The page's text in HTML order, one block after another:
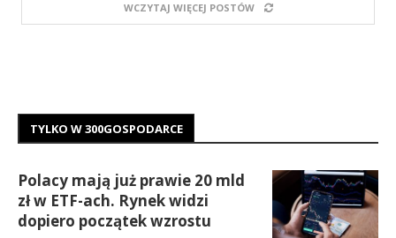
WCZYTAJ WIĘCEJ POSTÓW
TYLKO W 300GOSPODARCE
Polacy mają już prawie 20 mld
zł w ETF-ach. Rynek widzi
dopiero początek wzrostu